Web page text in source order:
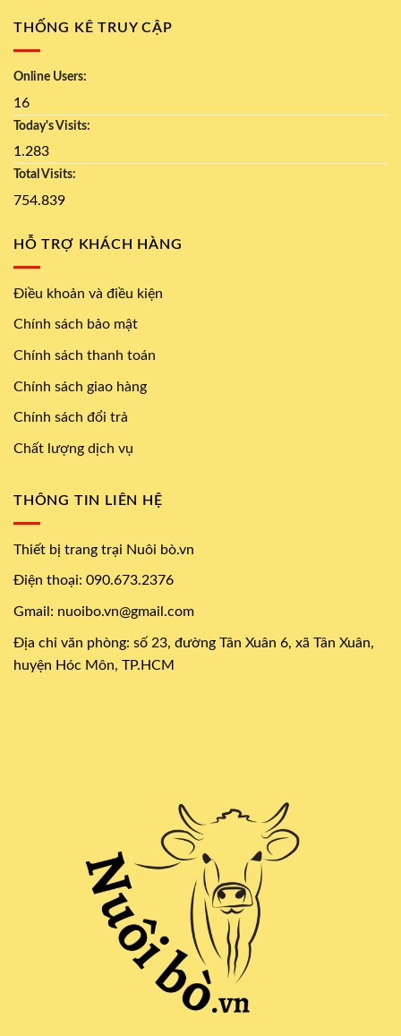
THỐNG KÊ TRUY CẬP
Online Users:
16
Today's Visits:
1.283
Total Visits:
754.839
HỖ TRỢ KHÁCH HÀNG
Điều khoản và điều kiện
Chính sách bảo mật
Chính sách thanh toán
Chính sách giao hàng
Chính sách đổi trả
Chất lượng dịch vụ
THÔNG TIN LIÊN HỆ
Thiết bị trang trại Nuôi bò.vn
Điện thoại: 090.673.2376
Gmail: nuoibo.vn@gmail.com
Địa chỉ văn phòng: số 23, đường Tân Xuân 6, xã Tân Xuân,
huyện Hóc Môn, TP.HCM